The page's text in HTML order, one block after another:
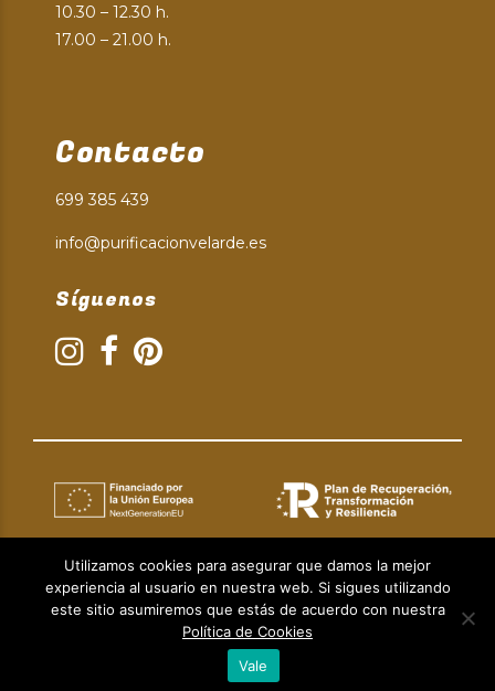
10.30 – 12.30 h.
17.00 – 21.00 h.
Contacto
699 385 439
info@purificacionvelarde.es
Síguenos
Aviso Legal|Política de Privacidad|Política de Cookies
© Copyright 2024 | Diseño web:Taller Empresarial 2.0.
Utilizamos cookies para asegurar que damos la mejor
experiencia al usuario en nuestra web. Si sigues utilizando
este sitio asumiremos que estás de acuerdo con nuestra
Política de Cookies
Vale